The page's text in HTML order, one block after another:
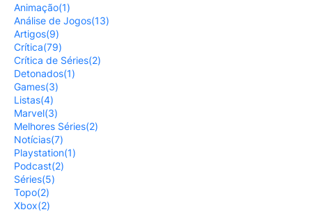
Animação(1)
Análise de Jogos(13)
Artigos(9)
Crítica(79)
Crítica de Séries(2)
Detonados(1)
Games(3)
Listas(4)
Marvel(3)
Melhores Séries(2)
Notícias(7)
Playstation(1)
Podcast(2)
Séries(5)
Topo(2)
Xbox(2)